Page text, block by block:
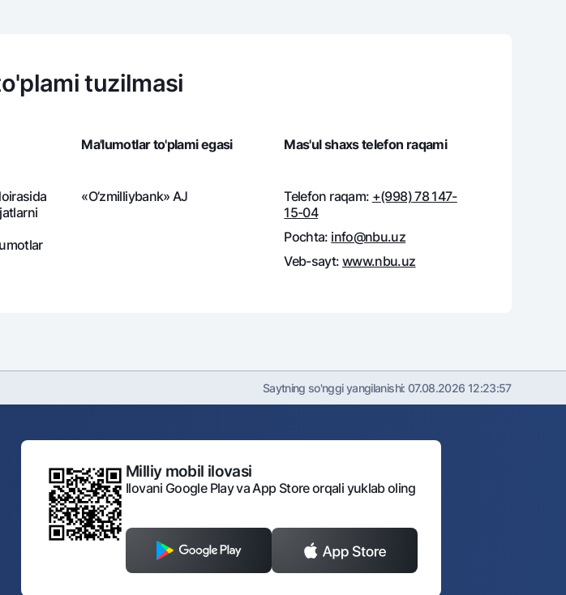
tuzilmasi
Ma'lumotlar to'plami egasi Mas'ul shaxs telefon raqami
«O’zmilliybank» AJ Telefon raqam: +(998) 78 147-
15-04
Pochta: info@nbu.uz
Veb-sayt: www.nbu.uz
Saytning so'nggi yangilanishi: 07.08.2026 12:23:57
Milliy mobil ilovasi
Ilovani Google Play va App Store orqali yuklab oling